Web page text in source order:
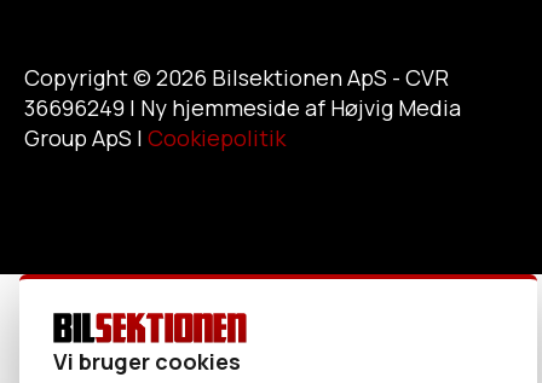
Copyright © 2026 Bilsektionen ApS - CVR
36696249 | Ny hjemmeside af Højvig Media
Group ApS | Cookiepolitik
Vi bruger cookies